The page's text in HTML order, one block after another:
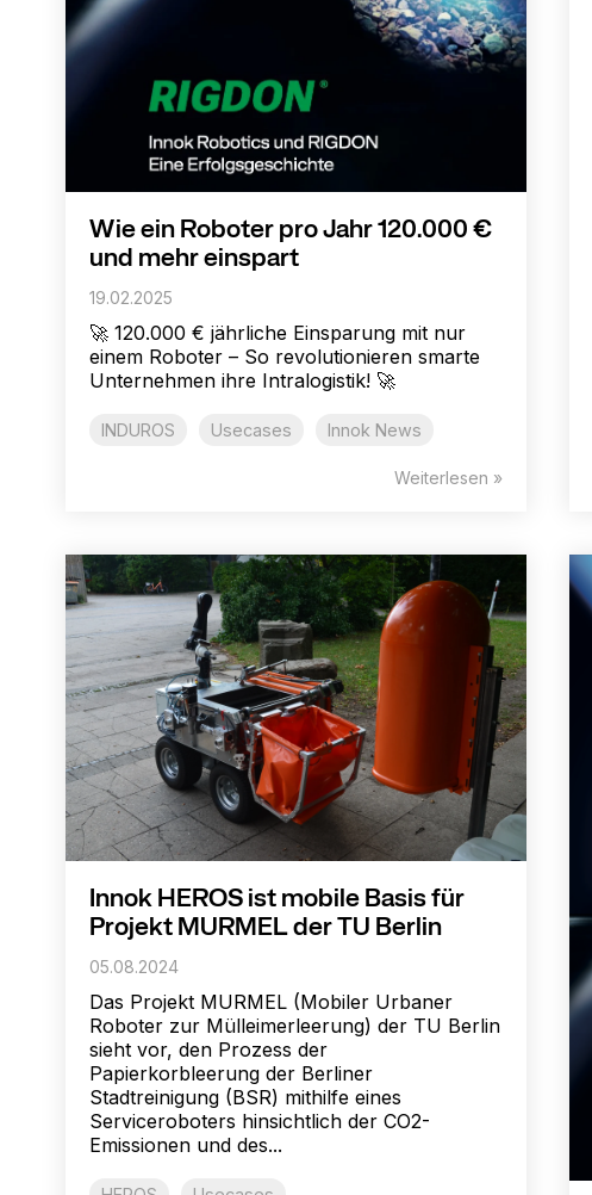
Wie ein Roboter pro Jahr 120.000 €
und mehr einspart
19.02.2025
🚀 120.000 € jährliche Einsparung mit nur
einem Roboter – So revolutionieren smarte
Unternehmen ihre Intralogistik! 🚀
INDUROS Usecases Innok News
Weiterlesen »
Innok HEROS ist mobile Basis für
Projekt MURMEL der TU Berlin
05.08.2024
Das Projekt MURMEL (Mobiler Urbaner
Roboter zur Mülleimerleerung) der TU Berlin
sieht vor, den Prozess der
Papierkorbleerung der Berliner
Stadtreinigung (BSR) mithilfe eines
Serviceroboters hinsichtlich der CO2-
Emissionen und des...